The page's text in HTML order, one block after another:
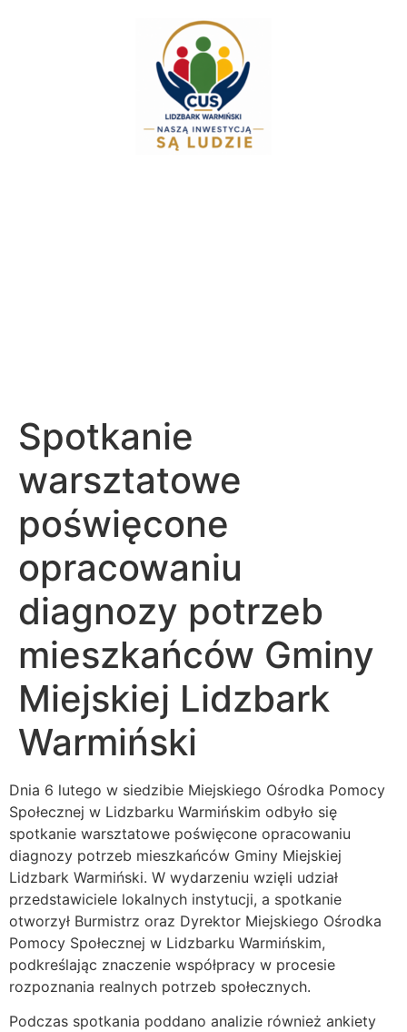
Spotkanie
warsztatowe
poświęcone
opracowaniu
diagnozy potrzeb
mieszkańców Gminy
Miejskiej Lidzbark
Warmiński
Dnia 6 lutego w siedzibie Miejskiego Ośrodka Pomocy
Społecznej w Lidzbarku Warmińskim odbyło się
spotkanie warsztatowe poświęcone opracowaniu
diagnozy potrzeb mieszkańców Gminy Miejskiej
Lidzbark Warmiński. W wydarzeniu wzięli udział
przedstawiciele lokalnych instytucji, a spotkanie
otworzył Burmistrz oraz Dyrektor Miejskiego Ośrodka
Pomocy Społecznej w Lidzbarku Warmińskim,
podkreślając znaczenie współpracy w procesie
rozpoznania realnych potrzeb społecznych.
Podczas spotkania poddano analizie również ankiety